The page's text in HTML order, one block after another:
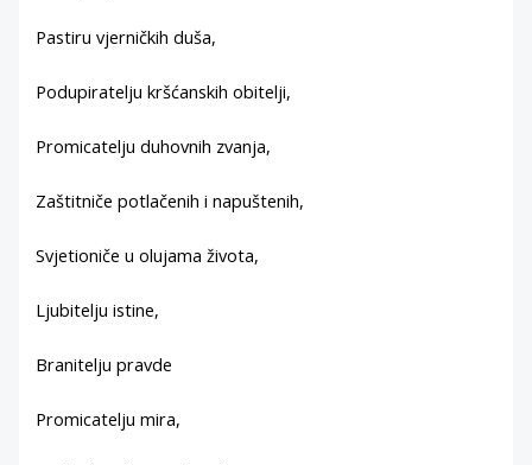
Pastiru vjerničkih duša,
Podupiratelju kršćanskih obitelji,
Promicatelju duhovnih zvanja,
Zaštitniče potlačenih i napuštenih,
Svjetioniče u olujama života,
Ljubitelju istine,
Branitelju pravde
Promicatelju mira,